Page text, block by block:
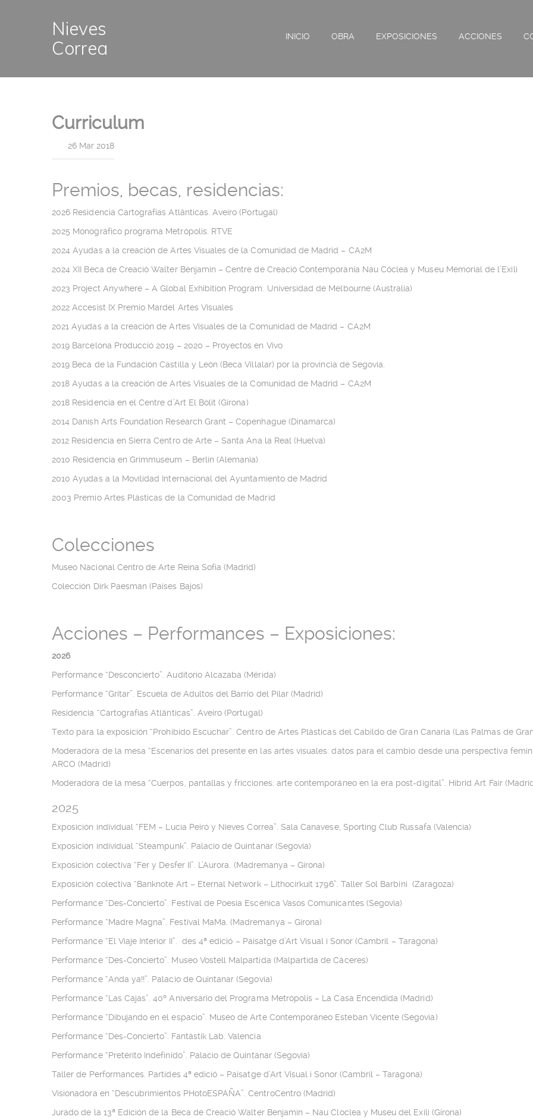
Nieves
Correa
INICIO OBRA EXPOSICIONES ACCIONES
Curriculum
26 Mar 2018
Premios, becas, residencias:
2026 Residencia Cartografias Atlânticas. Aveiro (Portugal)
2025 Monográfico programa Metrópolis. RTVE
2024 Ayudas a la creación de Artes Visuales de la Comunidad de Madrid – CA2M
2024 XII Beca de Creació Walter Benjamin – Centre de Creació Contemporània Nau Côclea y Museu Memorial de l’Exili
2023 Project Anywhere – A Global Exhibition Program. Universidad de Melbourne (Australia)
2022 Accesist IX Premio Mardel Artes Visuales
2021 Ayudas a la creación de Artes Visuales de la Comunidad de Madrid – CA2M
2019 Barcelona Producció 2019 – 2020 – Proyectos en Vivo
2019 Beca de la Fundación Castilla y León (Beca Villalar) por la provincia de Segovia.
2018 Ayudas a la creación de Artes Visuales de la Comunidad de Madrid – CA2M
2018 Residencia en el Centre d’Art El Bòlit (Girona)
2014 Danish Arts Foundation Research Grant – Copenhague (Dinamarca)
2012 Residencia en Sierra Centro de Arte – Santa Ana la Real (Huelva)
2010 Residencia en Grimmuseum – Berlín (Alemania)
2010 Ayudas a la Movilidad Internacional del Ayuntamiento de Madrid
2003 Premio Artes Plásticas de la Comunidad de Madrid
Colecciones
Museo Nacional Centro de Arte Reina Sofia (Madrid)
Colección Dirk Paesman (Paises Bajos)
Acciones – Performances – Exposiciones:
2026
Performance “Desconcierto”. Auditorio Alcazaba (Mérida)
Performance “Gritar”. Escuela de Adultos del Barrio del Pilar (Madrid)
Residencia “Cartografías Atlânticas”. Aveiro (Portugal)
Texto para la exposición “Prohibido Escuchar”. Centro de Artes Plásticas del Cabildo de Gran Canaria (Las Palmas de
Moderadora de la mesa “Escenarios del presente en las artes visuales: datos para el cambio desde una perspectiva
ARCO (Madrid)
Moderadora de la mesa “Cuerpos, pantallas y fricciones: arte contemporáneo en la era post-digital”. Hibrid Art Fair
2025
Exposición individual “FEM – Lucía Peiró y Nieves Correa”. Sala Canavese, Sporting Club Russafa (Valencia)
Exposición individual “Steampunk”. Palacio de Quintanar (Segovia)
Exposición colectiva “Fer y Desfer II”. L’Aurora. (Madremanya – Girona)
Exposición colectiva “Banknote Art – Eternal Network – Lithocirkuit 1796”. Taller Sol Barbini (Zaragoza)
Performance “Des-Concierto”. Festival de Poesía Escénica Vasos Comunicantes (Segovia)
Performance “Madre Magna”. Festival MaMa. (Madremanya – Girona)
Performance “El Viaje Interior II”. des 4ª edició – Paisatge d’Art Visual i Sonor (Cambril – Taragona)
Performance “Des-Concierto”. Museo Vostell Malpartida (Malpartida de Cáceres)
Performance “Anda ya!!”. Palacio de Quintanar (Segovia)
Performance “Las Cajas”. 40º Aniversario del Programa Metrópolis – La Casa Encendida (Madrid)
Performance “Dibujando en el espacio”. Museo de Arte Contemporáneo Esteban Vicente (Segovia)
Performance “Des-Concierto”. Fantástik Lab. Valencia
Performance “Pretérito Indefinido”. Palacio de Quintanar (Segovia)
Taller de Performances. Partides 4ª edició – Paisatge d’Art Visual i Sonor (Cambril – Taragona)
Visionadora en “Descubrimientos PHotoESPAÑA”. CentroCentro (Madrid)
Jurado de la 13ª Edición de la Beca de Creació Walter Benjamin – Nau Cloclea y Museu del Exili (Girona)